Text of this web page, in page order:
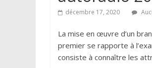
décembre 17, 2020
La mise en œuvre d’un
premier se rapporte à
consiste à connaître les